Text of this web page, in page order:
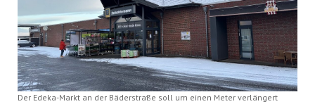
Der Edeka-Markt an der Bäderstraße soll um einen Meter verlängert